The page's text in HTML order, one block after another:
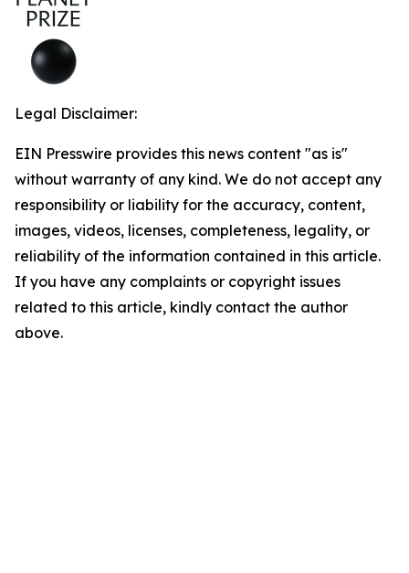
Legal Disclaimer:
EIN Presswire provides this news content "as is"
without warranty of any kind. We do not accept any
responsibility or liability for the accuracy, content,
images, videos, licenses, completeness, legality, or
reliability of the information contained in this article.
If you have any complaints or copyright issues
related to this article, kindly contact the author
above.